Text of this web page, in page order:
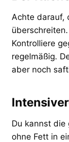
Achte darauf,
Kontrolliere
regelmäßig.
aber noch
Du kannst die
ohne Fett in